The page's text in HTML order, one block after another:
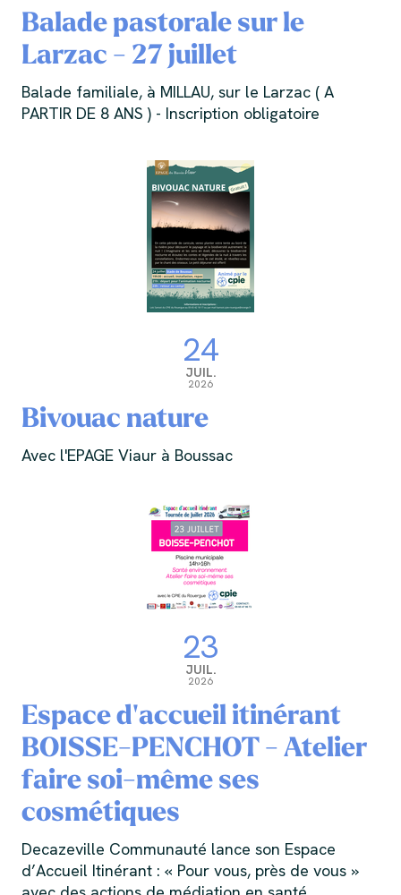
Balade pastorale sur le
Larzac - 27 juillet
Balade familiale, à MILLAU, sur le Larzac ( A
PARTIR DE 8 ANS ) - Inscription obligatoire
24
JUIL.
2026
Bivouac nature
Avec l'EPAGE Viaur à Boussac
23
JUIL.
2026
Espace d'accueil itinérant
BOISSE-PENCHOT - Atelier
faire soi-même ses
cosmétiques
Decazeville Communauté lance son Espace
d’Accueil Itinérant : « Pour vous, près de vous »